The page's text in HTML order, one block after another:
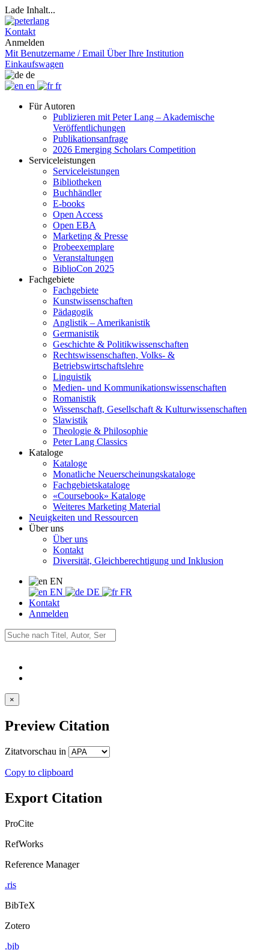
Lade Inhalt...
Kontakt
Anmelden
Mit Benutzername / Email Über Ihre Institution
Einkaufswagen
de
en
fr
Für Autoren
Publizieren mit Peter Lang – Akademische
Veröffentlichungen
Publikationsanfrage
2026 Emerging Scholars Competition
Serviceleistungen
Serviceleistungen
Bibliotheken
Buchhändler
E-books
Open Access
Open EBA
Marketing & Presse
Probeexemplare
Veranstaltungen
BiblioCon 2025
Fachgebiete
Fachgebiete
Kunstwissenschaften
Pädagogik
Anglistik – Amerikanistik
Germanistik
Geschichte & Politikwissenschaften
Rechtswissenschaften, Volks- &
Betriebswirtschaftslehre
Linguistik
Medien- und Kommunikationswissenschaften
Romanistik
Wissenschaft, Gesellschaft & Kulturwissenschaften
Slawistik
Theologie & Philosophie
Peter Lang Classics
Kataloge
Kataloge
Monatliche Neuerscheinungskataloge
Fachgebietskataloge
«Coursebook» Kataloge
Weiteres Marketing Material
Neuigkeiten und Ressourcen
Über uns
Über uns
Kontakt
Diversität, Gleichberechtigung und Inklusion
EN
EN
DE
FR
Kontakt
Anmelden
×
Preview Citation
Zitatvorschau in
Copy to clipboard
Export Citation
ProCite
RefWorks
Reference Manager
.ris
BibTeX
Zotero
.bib